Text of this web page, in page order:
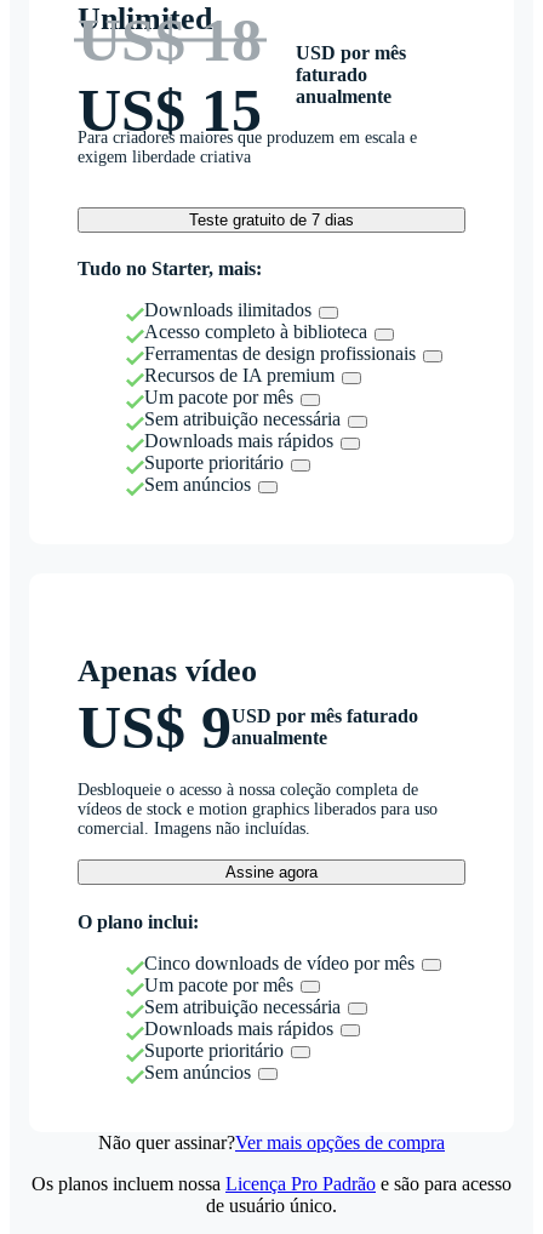
Unlimited
US$ 18
US$ 15
USD por mês
faturado
anualmente
Para criadores maiores que produzem em escala e
exigem liberdade criativa
Teste gratuito de 7 dias
Tudo no Starter, mais:
Downloads ilimitados
Acesso completo à biblioteca
Ferramentas de design profissionais
Recursos de IA premium
Um pacote por mês
Sem atribuição necessária
Downloads mais rápidos
Suporte prioritário
Sem anúncios
Apenas vídeo
US$ 9USD por mês faturado
anualmente
Desbloqueie o acesso à nossa coleção completa de
vídeos de stock e motion graphics liberados para uso
comercial. Imagens não incluídas.
Assine agora
O plano inclui:
Cinco downloads de vídeo por mês
Um pacote por mês
Sem atribuição necessária
Downloads mais rápidos
Suporte prioritário
Sem anúncios
Não quer assinar?Ver mais opções de compra
Os planos incluem nossa Licença Pro Padrão e são para acesso
de usuário único.